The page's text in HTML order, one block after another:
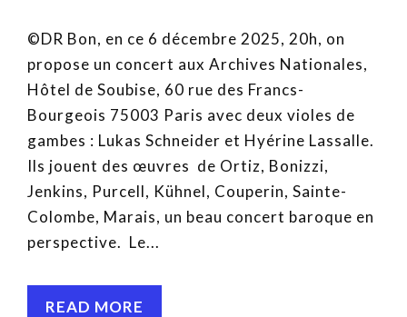
©DR Bon, en ce 6 décembre 2025, 20h, on
propose un concert aux Archives Nationales,
Hôtel de Soubise, 60 rue des Francs-
Bourgeois 75003 Paris avec deux violes de
gambes : Lukas Schneider et Hyérine Lassalle.
Ils jouent des œuvres de Ortiz, Bonizzi,
Jenkins, Purcell, Kühnel, Couperin, Sainte-
Colombe, Marais, un beau concert baroque en
perspective. Le...
READ MORE